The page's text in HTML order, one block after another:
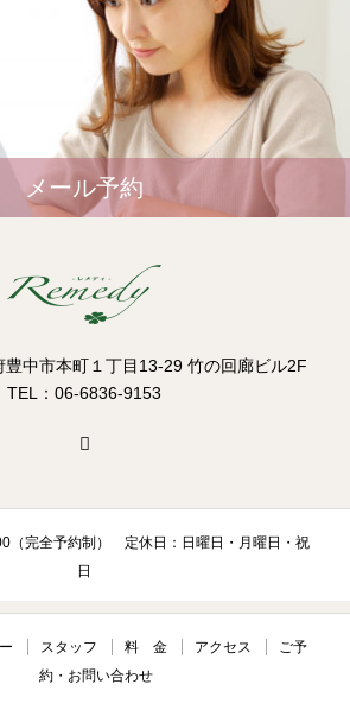
メール予約
中市本町１丁目13-29 竹の回廊ビル2F
TEL：06-6836-9153
（完全予約制） 定休日：日曜日・月曜日・祝
日
スタッフ 料 金 アクセス
ご予
約・お問い合わせ